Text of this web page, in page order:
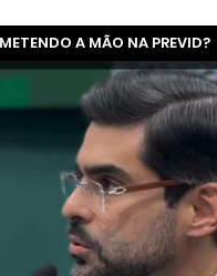
A MÃO NA PREVID?